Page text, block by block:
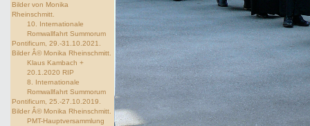
Bilder von Monika
Rheinschmitt.
10. Internationale
Romwallfahrt Summorum
Pontificum, 29.-31.10.2021.
Bilder Â© Monika Rheinschmitt.
Klaus Kambach +
20.1.2020 RIP
8. Internationale
Romwallfahrt Summorum
Pontificum, 25.-27.10.2019.
Bilder Â© Monika Rheinschmitt.
PMT-Hauptversammlung